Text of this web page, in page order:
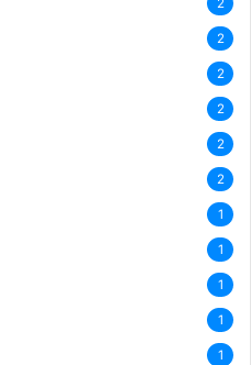
2
2
2
2
2
2
1
1
1
1
1